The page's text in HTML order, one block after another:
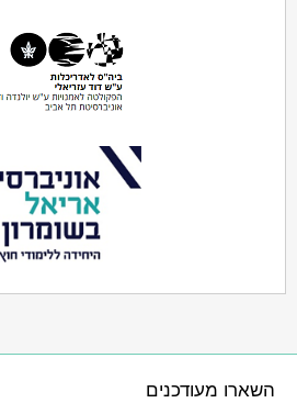
השארו מעודכנים